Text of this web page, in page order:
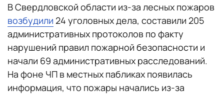
В Свердловской области из-за лесных пожаров
возбудили 24 уголовных дела, составили 205
административных протоколов по факту
нарушений правил пожарной безопасности и
начали 69 административных расследований.
На фоне ЧП в местных пабликах появилась
информация, что пожары начались из-за